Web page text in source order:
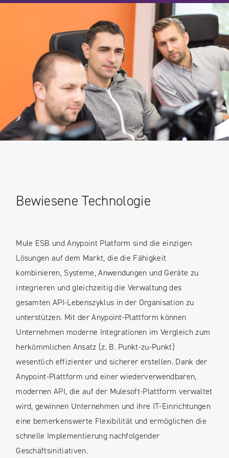
Bewiesene Technologie
Mule ESB und Anypoint Platform sind die einzigen
Lösungen auf dem Markt, die die Fähigkeit
kombinieren, Systeme, Anwendungen und Geräte zu
integrieren und gleichzeitig die Verwaltung des
gesamten API-Lebenszyklus in der Organisation zu
unterstützen. Mit der Anypoint-Plattform können
Unternehmen moderne Integrationen im Vergleich zum
herkömmlichen Ansatz (z. B. Punkt-zu-Punkt)
wesentlich effizienter und sicherer erstellen. Dank der
Anypoint-Plattform und einer wiederverwendbaren,
modernen API, die auf der Mulesoft-Plattform verwaltet
wird, gewinnen Unternehmen und ihre IT-Einrichtungen
eine bemerkenswerte Flexibilität und ermöglichen die
schnelle Implementierung nachfolgender
Geschäftsinitiativen.